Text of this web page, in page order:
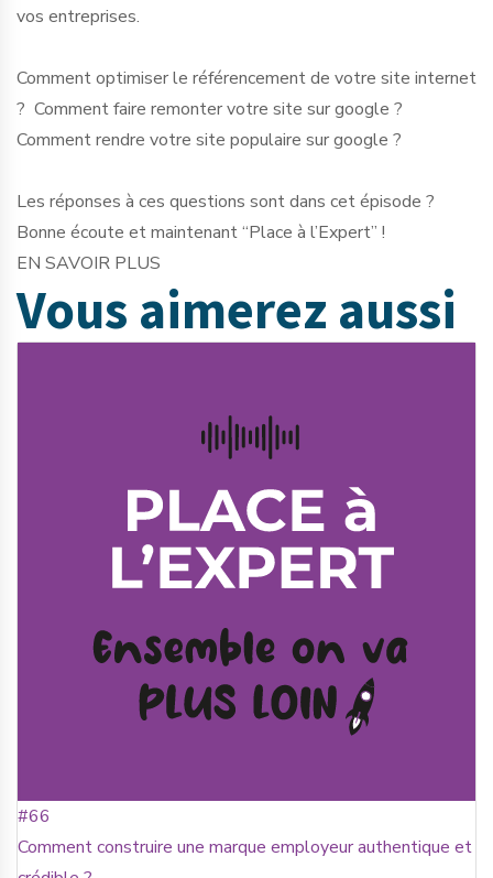
vos entreprises.
Comment optimiser le référencement de votre site internet
? Comment faire remonter votre site sur google ?
Comment rendre votre site populaire sur google ?
Les réponses à ces questions sont dans cet épisode ?
Bonne écoute et maintenant “Place à l’Expert” !
EN SAVOIR PLUS
Vous aimerez aussi
#66
Comment construire une marque employeur authentique et